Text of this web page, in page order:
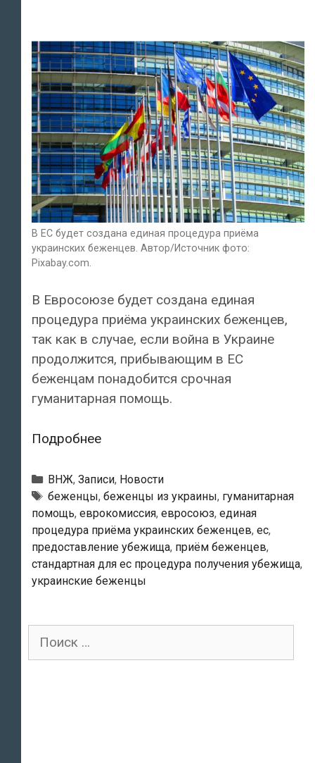
В ЕС будет создана единая процедура приёма
украинских беженцев. Автор/Источник фото:
Pixabay.com.
В Евросоюзе будет создана единая
процедура приёма украинских беженцев,
так как в случае, если война в Украине
продолжится, прибывающим в ЕС
беженцам понадобится срочная
гуманитарная помощь.
ПодробнееВ
будет
создана
единая
процедура
приёма
украинских
Рубрики
ВНЖ, Записи, Новости
Тэги
беженцы, беженцы из украины, гуманитарная
помощь, еврокомиссия, евросоюз, единая
процедура приёма украинских беженцев, ес,
предоставление убежища, приём беженцев,
стандартная для ес процедура получения убежища,
украинские беженцы
Поиск